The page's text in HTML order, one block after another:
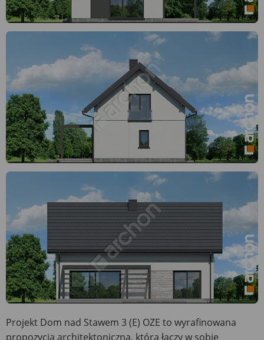
Projekt Dom nad Stawem 3 (E) OZE to wyrafinowana
propozycja architektoniczna, która łączy w sobie